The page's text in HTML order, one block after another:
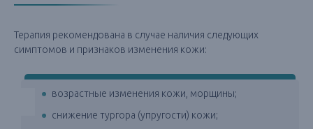
Терапия рекомендована в случае наличия следующих
симптомов и признаков изменения кожи:
возрастные изменения кожи, морщины;
снижение тургора (упругости) кожи;